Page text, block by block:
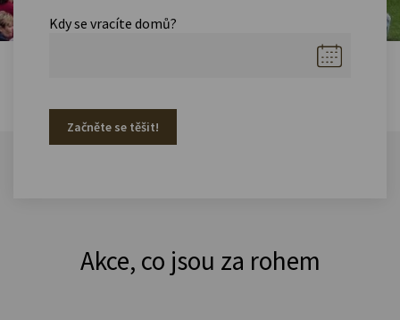
Kdy se vracíte domů?
Začněte se těšit!
Akce, co jsou za rohem